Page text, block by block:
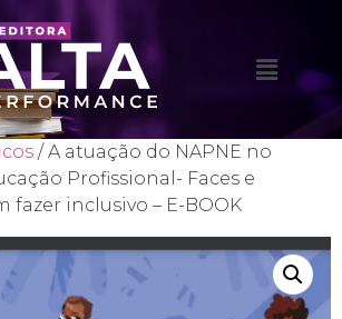
/ A atuação do NAPNE no
Profissional- Faces e
fazer inclusivo – E-BOOK